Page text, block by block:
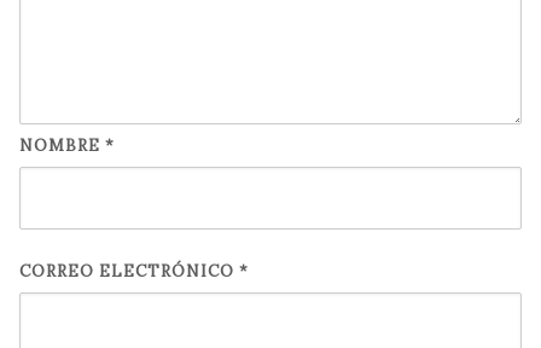
NOMBRE *
CORREO ELECTRÓNICO *